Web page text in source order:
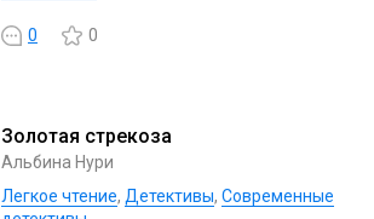
0 0
Золотая стрекоза
Альбина Нури
Легкое чтение, Детективы, Современные